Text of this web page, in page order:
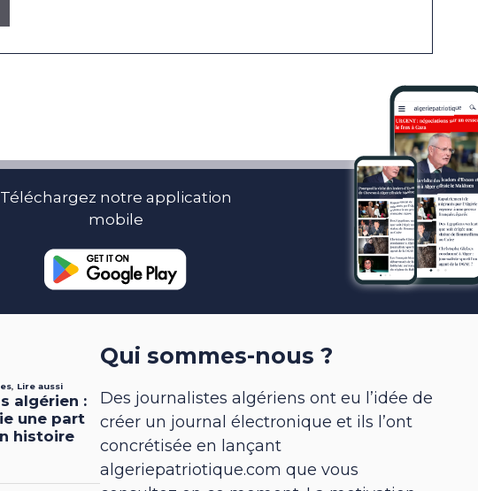
Téléchargez notre application
mobile
Qui sommes-nous ?
Des journalistes algériens ont eu l’idée de
créer un journal électronique et ils l’ont
concrétisée en lançant
algeriepatriotique.com que vous